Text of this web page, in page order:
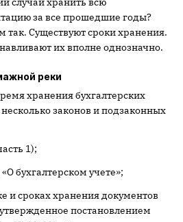
за все прошедшие годы?
так. Существуют сроки хранения.
их вполне однозначно.
реки
хранения бухгалтерских
законов и подзаконных
1);
бухгалтерском учете»;
сроках хранения документов
постановлением